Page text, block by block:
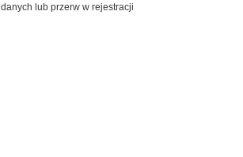
lub przerw w rejestracji